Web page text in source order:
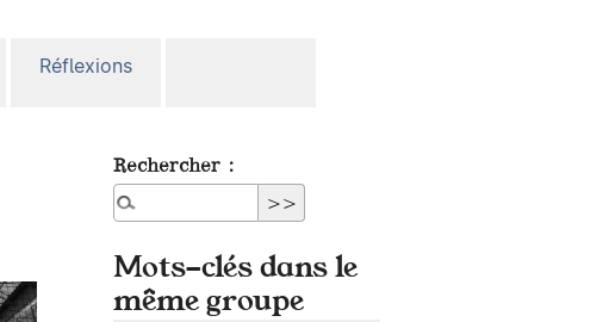
Réflexions
Rechercher :
Mots-clés dans le
même groupe